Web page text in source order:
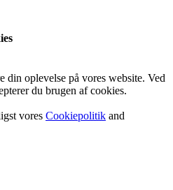
din oplevelse på vores website. Ved
du brugen af cookies.
vores Cookiepolitik and